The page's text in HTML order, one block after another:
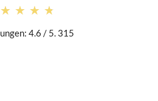
4.6 / 5. 315